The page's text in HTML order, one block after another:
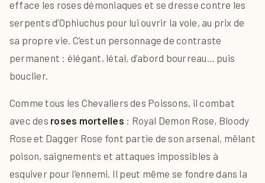
efface les roses démoniaques et se dresse contre les
serpents d’Ophiuchus pour lui ouvrir la voie, au prix de
sa propre vie. C’est un personnage de contraste
permanent : élégant, létal, d’abord bourreau… puis
bouclier.
Comme tous les Chevaliers des Poissons, il combat
avec des roses mortelles : Royal Demon Rose, Bloody
Rose et Dagger Rose font partie de son arsenal, mêlant
poison, saignements et attaques impossibles à
esquiver pour l’ennemi. Il peut même se fondre dans la